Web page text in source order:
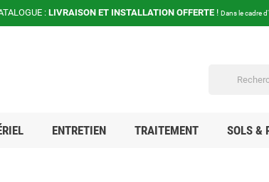
: LIVRAISON ET INSTALLATION OFFERTE ! Dans le cadre
ENTRETIEN TRAITEMENT SOLS &